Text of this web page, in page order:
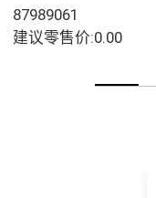
87989061
建议零售价:0.00